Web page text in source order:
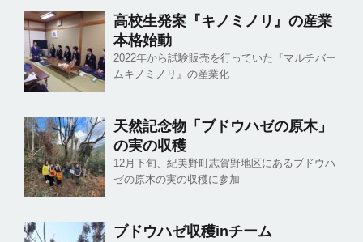
高校生発案『キノミノリ』の産業
本格始動
2022年から試験販売を行っていた『マルチバー
ムキノミノリ』の産業化
天然記念物「ブドウハゼの原木」
の実の収穫
12月下旬、紀美野町志賀野地区にあるブドウハ
ゼの原木の実の収穫に参加
ブドウハゼ収穫inチーム